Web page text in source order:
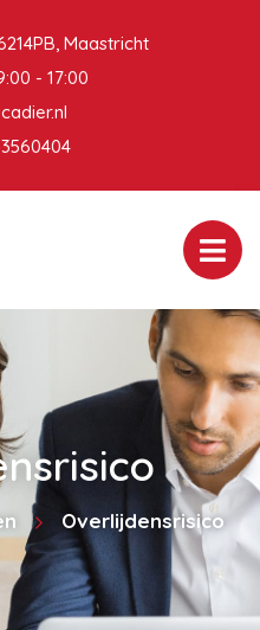
Maastricht
- 17:00
Overlijdensrisico